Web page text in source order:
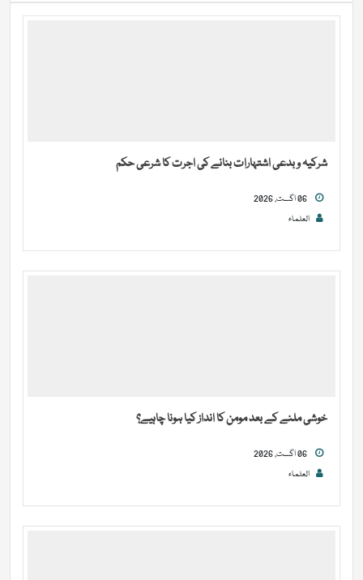
شرکیہ و بدعی اشتہارات بنانے کی اجرت کا شرعی حکم
العلماء
خوشی ملنے کے بعد مومن کا انداز کیا ہونا چاہیے؟
العلماء